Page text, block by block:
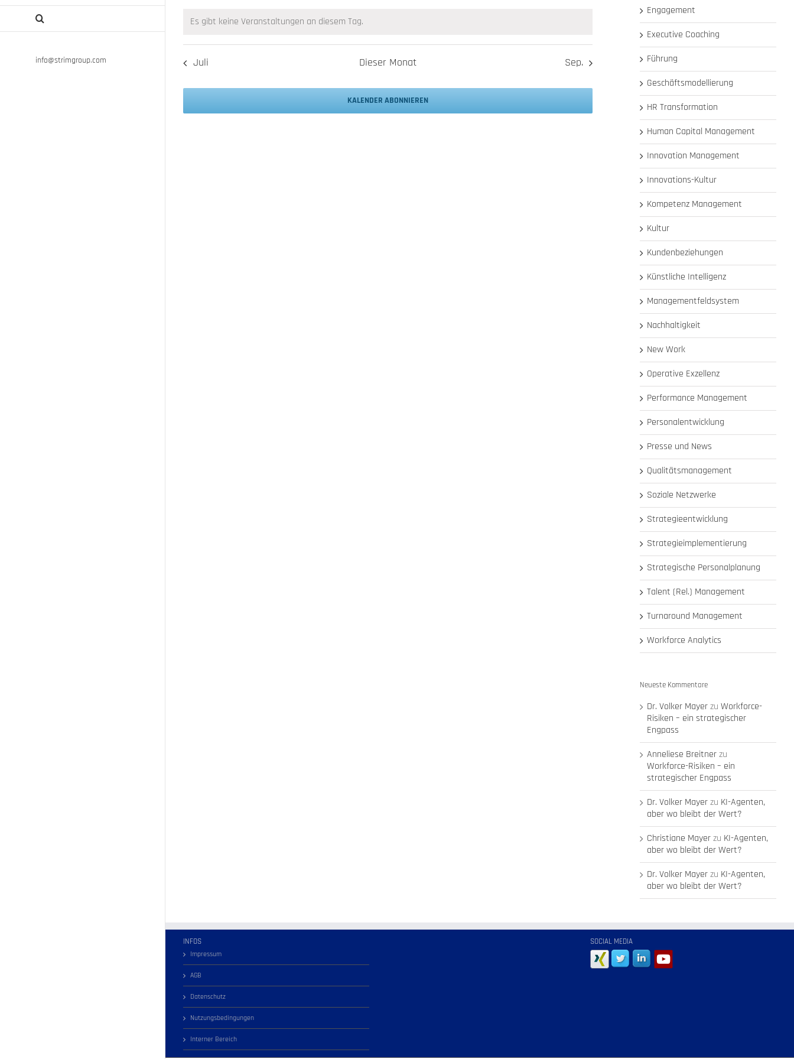
info@strimgroup.com
Hinweis
Es gibt keine Veranstaltungen an diesem Tag.
Juli Dieser Monat Sep.
KALENDER ABONNIEREN
Engagement
Executive Coaching
Führung
Geschäftsmodellierung
HR Transformation
Human Capital Management
Innovation Management
Innovations-Kultur
Kompetenz Management
Kultur
Kundenbeziehungen
Künstliche Intelligenz
Managementfeldsystem
Nachhaltigkeit
New Work
Operative Exzellenz
Performance Management
Personalentwicklung
Presse und News
Qualitätsmanagement
Soziale Netzwerke
Strategieentwicklung
Strategieimplementierung
Strategische Personalplanung
Talent (Rel.) Management
Turnaround Management
Workforce Analytics
Neueste Kommentare
Dr. Volker MayerzuWorkforce-
Risiken – ein strategischer
Engpass
Anneliese Breitnerzu
Workforce-Risiken – ein
strategischer Engpass
Dr. Volker Mayerzu KI-Agenten,
aber wo bleibt der Wert?
Christiane Mayerzu KI-Agenten,
aber wo bleibt der Wert?
Dr. Volker Mayerzu KI-Agenten,
aber wo bleibt der Wert?
INFOS
Impressum
AGB
Datenschutz
Nutzungsbedingungen
Interner Bereich
SOCIAL MEDIA